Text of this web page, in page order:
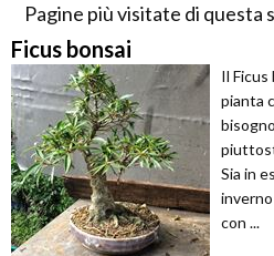
Pagine più visitate di questa
Ficus bonsai
Il Ficus
pianta
Sia in
con ...